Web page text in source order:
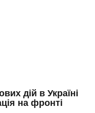
дій в Україні
на фронті